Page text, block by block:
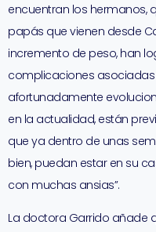
encuentran los hermanos,
papás que vienen desde
incremento de peso, han
complicaciones
afortunadamente
en la actualidad, están
que ya dentro de unas
bien, puedan estar en su
con muchas ansias”.
La doctora Garrido añade